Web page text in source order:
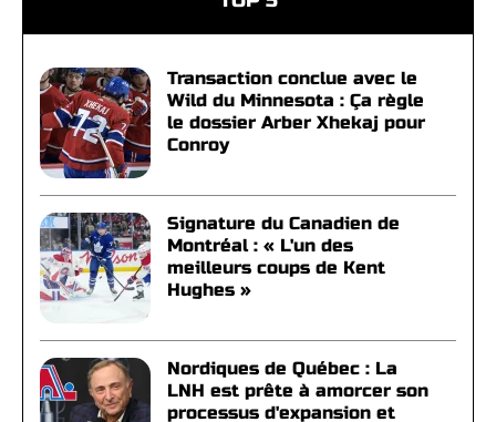
Transaction conclue avec le
Wild du Minnesota : Ça règle
le dossier Arber Xhekaj pour
Conroy
Signature du Canadien de
Montréal : « L'un des
meilleurs coups de Kent
Hughes »
Nordiques de Québec : La
LNH est prête à amorcer son
processus d'expansion et